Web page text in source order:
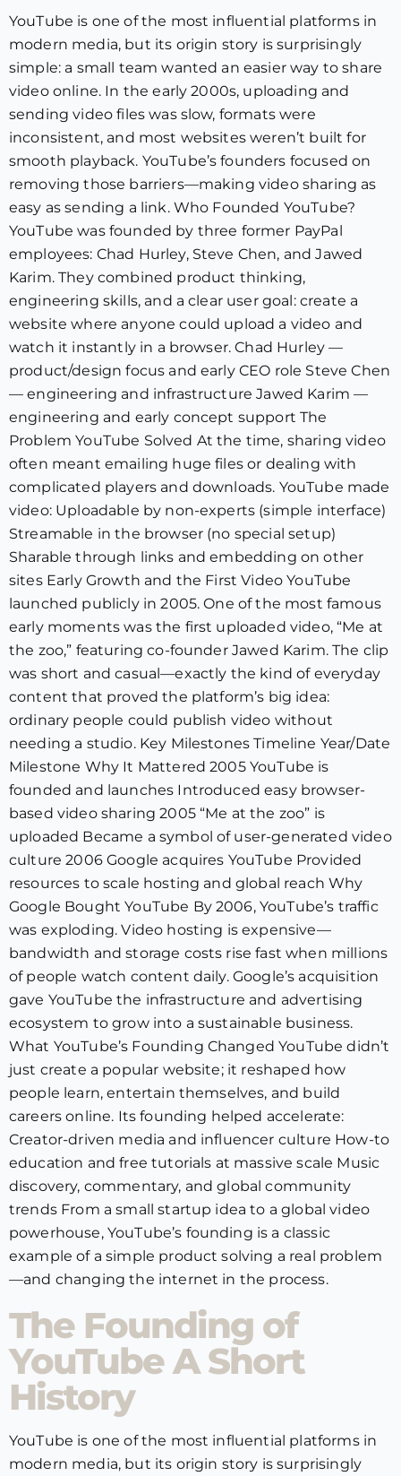
YouTube is one of the most influential platforms in
modern media, but its origin story is surprisingly
simple: a small team wanted an easier way to share
video online. In the early 2000s, uploading and
sending video files was slow, formats were
inconsistent, and most websites weren’t built for
smooth playback. YouTube’s founders focused on
removing those barriers—making video sharing as
easy as sending a link. Who Founded YouTube?
YouTube was founded by three former PayPal
employees: Chad Hurley, Steve Chen, and Jawed
Karim. They combined product thinking,
engineering skills, and a clear user goal: create a
website where anyone could upload a video and
watch it instantly in a browser. Chad Hurley —
product/design focus and early CEO role Steve Chen
— engineering and infrastructure Jawed Karim —
engineering and early concept support The
Problem YouTube Solved At the time, sharing video
often meant emailing huge files or dealing with
complicated players and downloads. YouTube made
video: Uploadable by non-experts (simple interface)
Streamable in the browser (no special setup)
Sharable through links and embedding on other
sites Early Growth and the First Video YouTube
launched publicly in 2005. One of the most famous
early moments was the first uploaded video, “Me at
the zoo,” featuring co-founder Jawed Karim. The clip
was short and casual—exactly the kind of everyday
content that proved the platform’s big idea:
ordinary people could publish video without
needing a studio. Key Milestones Timeline Year/Date
Milestone Why It Mattered 2005 YouTube is
founded and launches Introduced easy browser-
based video sharing 2005 “Me at the zoo” is
uploaded Became a symbol of user-generated video
culture 2006 Google acquires YouTube Provided
resources to scale hosting and global reach Why
Google Bought YouTube By 2006, YouTube’s traffic
was exploding. Video hosting is expensive—
bandwidth and storage costs rise fast when millions
of people watch content daily. Google’s acquisition
gave YouTube the infrastructure and advertising
ecosystem to grow into a sustainable business.
What YouTube’s Founding Changed YouTube didn’t
just create a popular website; it reshaped how
people learn, entertain themselves, and build
careers online. Its founding helped accelerate:
Creator-driven media and influencer culture How-to
education and free tutorials at massive scale Music
discovery, commentary, and global community
trends From a small startup idea to a global video
powerhouse, YouTube’s founding is a classic
example of a simple product solving a real problem
—and changing the internet in the process.
The Founding of
YouTube A Short
History
YouTube is one of the most influential platforms in
modern media, but its origin story is surprisingly